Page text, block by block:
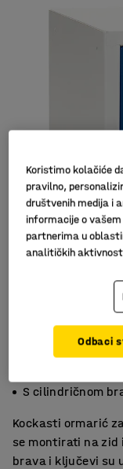
Kombinirajte po
S cilindričnom
Kockasti ormarić
se montirati na
brava i ključevi su
Koristimo kolačiće
pravilno,
društvenih medija i
informacije o
partnerima u
analitičkih
Odbaci